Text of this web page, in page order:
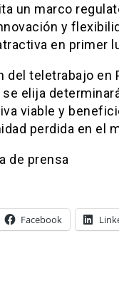
un marco
y
en primer
del teletrabajo en
se elija
viable y
perdida en el
de prensa
Facebook